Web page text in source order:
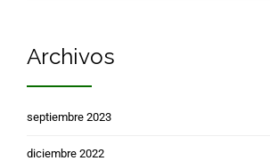
Archivos
septiembre 2023
diciembre 2022